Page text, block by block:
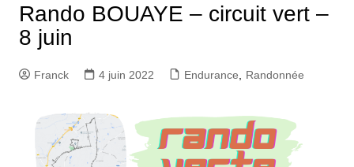
Rando BOUAYE – circuit vert –
8 juin
Franck 4 juin 2022 Endurance Randonnée